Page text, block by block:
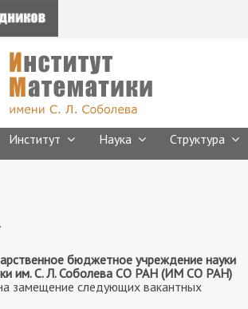
Институт Наука Структура
бюджетное учреждение науки
им. С. Л. Соболева СО РАН (ИМ СО РАН)
замещение следующих вакантных